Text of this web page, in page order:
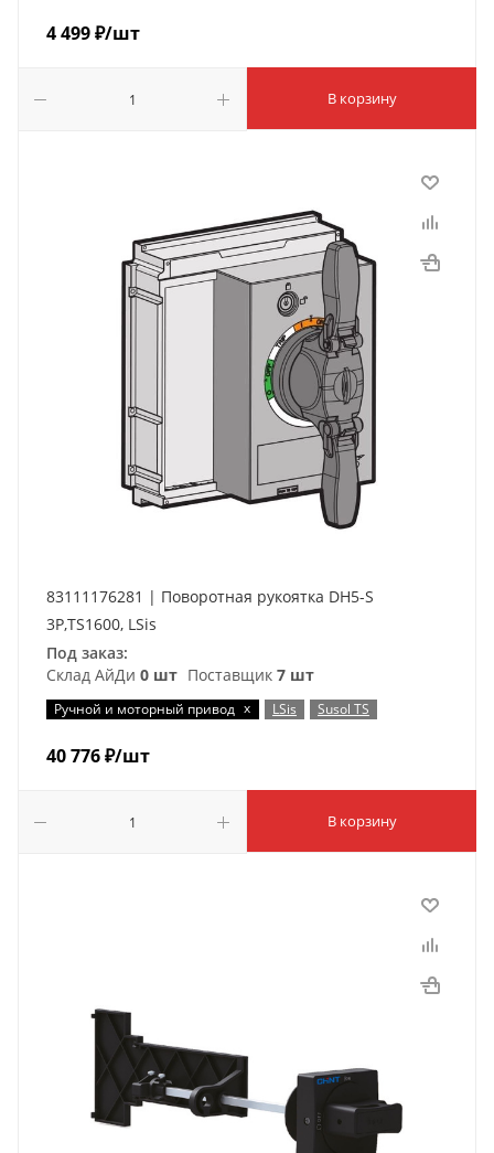
4 499₽/шт
В корзину
83111176281 | Поворотная рукоятка DH5-S
3P,TS1600, LSis
Под заказ:
Склад АйДи 0 шт Поставщик 7 шт
Ручной и моторный привод x LSis Susol TS
40 776₽/шт
В корзину